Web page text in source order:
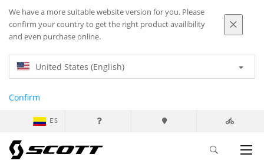
We have a more suitable website version for you. Please
confirm your country to get the right product availibility
and even purchase online.
United States (English)
Confirm
ES